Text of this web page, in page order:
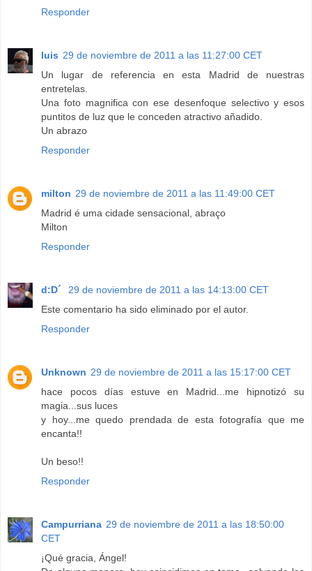
Responder
luis 29 de noviembre de 2011 a las 11:27:00 CET
Un lugar de referencia en esta Madrid de nuestras
entretelas.
Una foto magnifica con ese desenfoque selectivo y esos
puntitos de luz que le conceden atractivo añadido.
Un abrazo
Responder
milton 29 de noviembre de 2011 a las 11:49:00 CET
Madrid é uma cidade sensacional, abraço
Milton
Responder
d:D´
29 de noviembre de 2011 a las 14:13:00 CET
Este comentario ha sido eliminado por el autor.
Responder
Unknown 29 de noviembre de 2011 a las 15:17:00 CET
hace pocos días estuve en Madrid...me hipnotizó su
magia...sus luces
y hoy...me quedo prendada de esta fotografía que me
encanta!!
Un beso!!
Responder
Campurriana 29 de noviembre de 2011 a las 18:50:00
CET
¡Qué gracia, Ángel!